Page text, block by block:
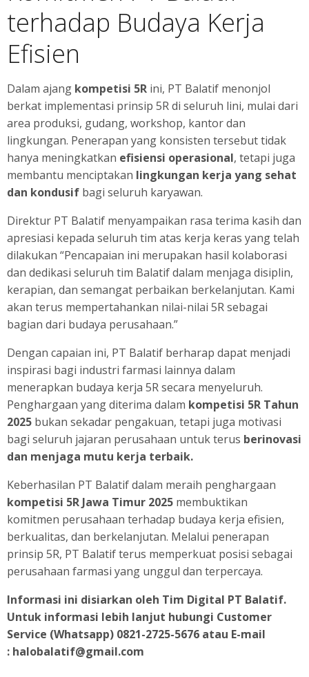
terhadap Budaya Kerja
Efisien
Dalam ajang kompetisi 5R ini, PT Balatif menonjol
berkat implementasi prinsip 5R di seluruh lini, mulai dari
area produksi, gudang, workshop, kantor dan
lingkungan. Penerapan yang konsisten tersebut tidak
hanya meningkatkan efisiensi operasional, tetapi juga
membantu menciptakan lingkungan kerja yang sehat
dan kondusif bagi seluruh karyawan.
Direktur PT Balatif menyampaikan rasa terima kasih dan
apresiasi kepada seluruh tim atas kerja keras yang telah
dilakukan “Pencapaian ini merupakan hasil kolaborasi
dan dedikasi seluruh tim Balatif dalam menjaga disiplin,
kerapian, dan semangat perbaikan berkelanjutan. Kami
akan terus mempertahankan nilai-nilai 5R sebagai
bagian dari budaya perusahaan.”
Dengan capaian ini, PT Balatif berharap dapat menjadi
inspirasi bagi industri farmasi lainnya dalam
menerapkan budaya kerja 5R secara menyeluruh.
Penghargaan yang diterima dalam kompetisi 5R Tahun
2025 bukan sekadar pengakuan, tetapi juga motivasi
bagi seluruh jajaran perusahaan untuk terus berinovasi
dan menjaga mutu kerja terbaik.
Keberhasilan PT Balatif dalam meraih penghargaan
kompetisi 5R Jawa Timur 2025 membuktikan
komitmen perusahaan terhadap budaya kerja efisien,
berkualitas, dan berkelanjutan. Melalui penerapan
prinsip 5R, PT Balatif terus memperkuat posisi sebagai
perusahaan farmasi yang unggul dan terpercaya.
Informasi ini disiarkan oleh Tim Digital PT Balatif.
Untuk informasi lebih lanjut hubungi Customer
Service (Whatsapp) 0821-2725-5676 atau E-mail
: halobalatif@gmail.com